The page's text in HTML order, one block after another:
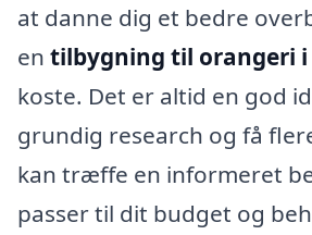
at danne dig et bedre
en tilbygning til orangeri i
koste. Det er altid en god
grundig research og få
kan træffe en informeret
passer til dit budget og